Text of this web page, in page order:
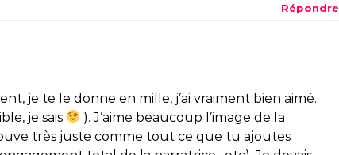
Répondre
je te le donne en mille, j’ai vraiment bien aimé.
je sais
). J’aime beaucoup l’image de la
très juste comme tout ce que tu ajoutes